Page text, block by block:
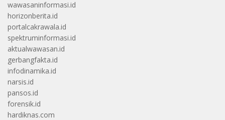
wawasaninformasi.id
horizonberita.id
portalcakrawala.id
spektruminformasi.id
aktualwawasan.id
gerbangfakta.id
infodinamika.id
narsis.id
pansos.id
forensik.id
hardiknas.com